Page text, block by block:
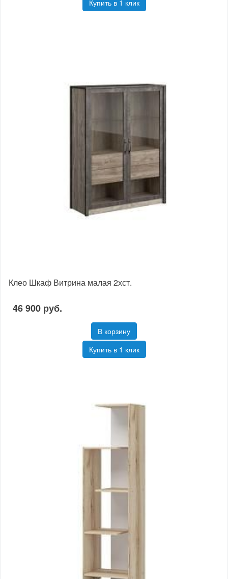
Купить в 1 клик
Клео Шкаф Витрина малая 2хст.
46 900 руб.
В корзину
Купить в 1 клик